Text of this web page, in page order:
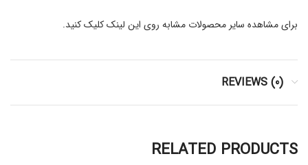
برای مشاهده سایر محصولات مشابه روی این لینک کلیک کنید.
REVIEWS (0)
RELATED PRODUCTS